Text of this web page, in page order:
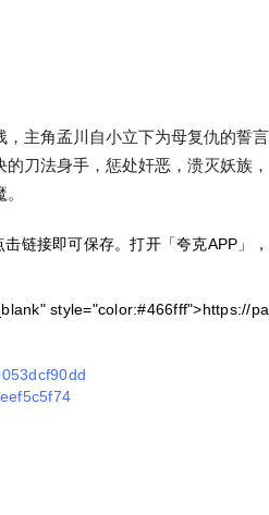
主角孟川自小立下为母复仇的誓
刀法身手，惩处奸恶，溃灭妖族
链接即可保存。打开「夸克APP」
style="color:#466fff">https://